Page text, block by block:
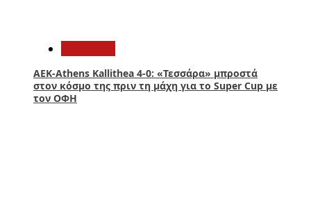
ΑΕΚ-Athens Kallithea 4-0: «Τεσσάρα» μπροστά
στον κόσμο της πριν τη μάχη για το Super Cup με
τον ΟΦΗ